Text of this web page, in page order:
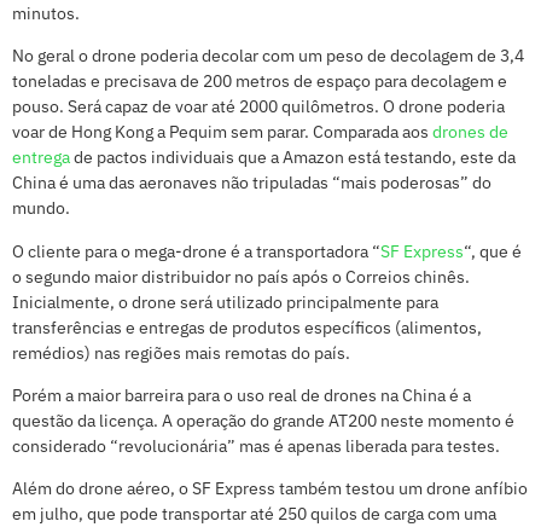
minutos.
No geral o drone poderia decolar com um peso de decolagem de 3,4
toneladas e precisava de 200 metros de espaço para decolagem e
pouso. Será capaz de voar até 2000 quilômetros. O drone poderia
voar de Hong Kong a Pequim sem parar. Comparada aos drones de
entregade pactos individuais que a Amazon está testando, este da
China é uma das aeronaves não tripuladas “mais poderosas” do
mundo.
O cliente para o mega-drone é a transportadora “SF Express“, que é
o segundo maior distribuidor no país após o Correios chinês.
Inicialmente, o drone será utilizado principalmente para
transferências e entregas de produtos específicos (alimentos,
remédios) nas regiões mais remotas do país.
Porém a maior barreira para o uso real de drones na China é a
questão da licença. A operação do grande AT200 neste momento é
considerado “revolucionária” mas é apenas liberada para testes.
Além do drone aéreo, o SF Express também testou um drone anfíbio
em julho, que pode transportar até 250 quilos de carga com uma